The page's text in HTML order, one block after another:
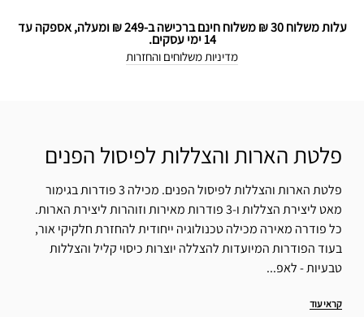
עלות משלוח 30 ₪ משלוח חינם ברכישה ב-249 ₪ ומעלה, אספקה עד
14 ימי עסקים.
מדיניות משלוחים והחזרות
פלטת הארות והצללות לפיסול הפנים
פלטת הארות והצללות לפיסול הפנים. מכילה 3 פודרות בגימור
מאט ליצירת הצללות ו-3 פודרות מאירות וזוהרות ליצירת הארות.
כל פודרה מאירה מכילה טכנולוגיה ייחודית להחזרת חלקיקי אור,
בעוד הפודרות המיועדות להצללה יוצרות כיסוי קליל והצללות
טבעיות - לאפ...
קראי עוד